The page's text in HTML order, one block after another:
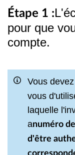
Étape 1 :
pour que
compte.
Vous
vous
laquelle
anuméro
d'être